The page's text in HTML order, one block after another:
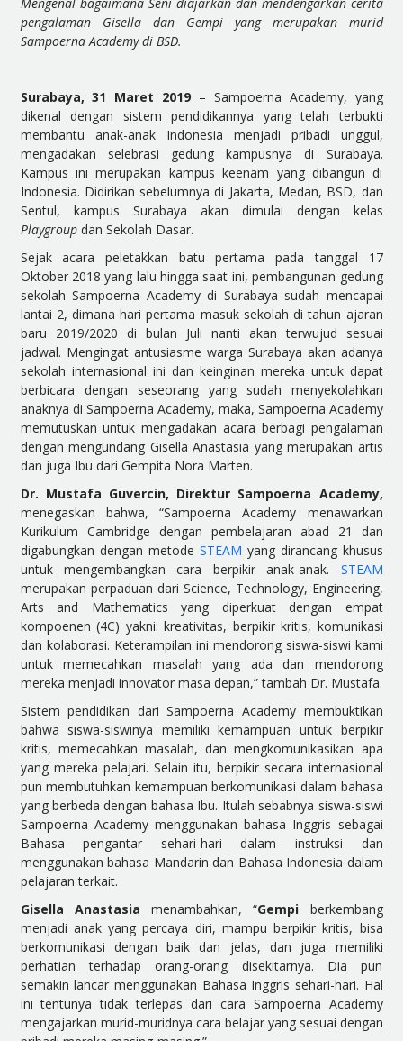
pengalaman Gisella dan Gempi yang merupakan murid
Sampoerna Academy di BSD.
Surabaya, 31 Maret 2019 – Sampoerna Academy, yang
dikenal dengan sistem pendidikannya yang telah terbukti
membantu anak-anak Indonesia menjadi pribadi unggul,
mengadakan selebrasi gedung kampusnya di Surabaya.
Kampus ini merupakan kampus keenam yang dibangun di
Indonesia. Didirikan sebelumnya di Jakarta, Medan, BSD, dan
Sentul, kampus Surabaya akan dimulai dengan kelas
Playgroupdan Sekolah Dasar.
Sejak acara peletakkan batu pertama pada tanggal 17
Oktober 2018 yang lalu hingga saat ini, pembangunan gedung
sekolah Sampoerna Academy di Surabaya sudah mencapai
lantai 2, dimana hari pertama masuk sekolah di tahun ajaran
baru 2019/2020 di bulan Juli nanti akan terwujud sesuai
jadwal. Mengingat antusiasme warga Surabaya akan adanya
sekolah internasional ini dan keinginan mereka untuk dapat
berbicara dengan seseorang yang sudah menyekolahkan
anaknya di Sampoerna Academy, maka, Sampoerna Academy
memutuskan untuk mengadakan acara berbagi pengalaman
dengan mengundang Gisella Anastasia yang merupakan artis
dan juga Ibu dari Gempita Nora Marten.
Dr. Mustafa Guvercin, Direktur Sampoerna Academy,
menegaskan bahwa, “Sampoerna Academy menawarkan
Kurikulum Cambridge dengan pembelajaran abad 21 dan
digabungkan dengan metode STEAM yang dirancang khusus
untuk mengembangkan cara berpikir anak-anak. STEAM
merupakan perpaduan dari Science, Technology, Engineering,
Arts and Mathematics yang diperkuat dengan empat
kompoenen (4C) yakni: kreativitas, berpikir kritis, komunikasi
dan kolaborasi. Keterampilan ini mendorong siswa-siswi kami
untuk memecahkan masalah yang ada dan mendorong
mereka menjadi innovator masa depan,” tambah Dr. Mustafa.
Sistem pendidikan dari Sampoerna Academy membuktikan
bahwa siswa-siswinya memiliki kemampuan untuk berpikir
kritis, memecahkan masalah, dan mengkomunikasikan apa
yang mereka pelajari. Selain itu, berpikir secara internasional
pun membutuhkan kemampuan berkomunikasi dalam bahasa
yang berbeda dengan bahasa Ibu. Itulah sebabnya siswa-siswi
Sampoerna Academy menggunakan bahasa Inggris sebagai
Bahasa pengantar sehari-hari dalam instruksi dan
menggunakan bahasa Mandarin dan Bahasa Indonesia dalam
pelajaran terkait.­­­
Gisella Anastasia menambahkan, “Gempi berkembang
menjadi anak yang percaya diri, mampu berpikir kritis, bisa
berkomunikasi dengan baik dan jelas, dan juga memiliki
perhatian terhadap orang-orang disekitarnya. Dia pun
semakin lancar menggunakan Bahasa Inggris sehari-hari. Hal
ini tentunya tidak terlepas dari cara Sampoerna Academy
mengajarkan murid-muridnya cara belajar yang sesuai dengan